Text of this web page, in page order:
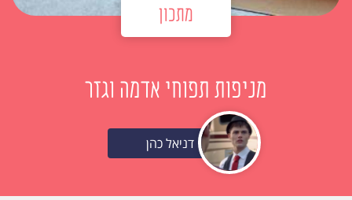
מתכון
מניפות תפוחי אדמה וגזר
דניאל כהן